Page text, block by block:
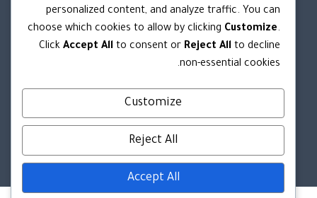
من نحن
الشروط والأحكام
سياسة الخصوصية
تواصل معنا
personalized content, and analyze traffic. You can
choose which cookies to allow by clicking Customize.
ClickAccept All to consent or Reject All to decline
non-essential cookies.
Customize
Reject All
Accept All